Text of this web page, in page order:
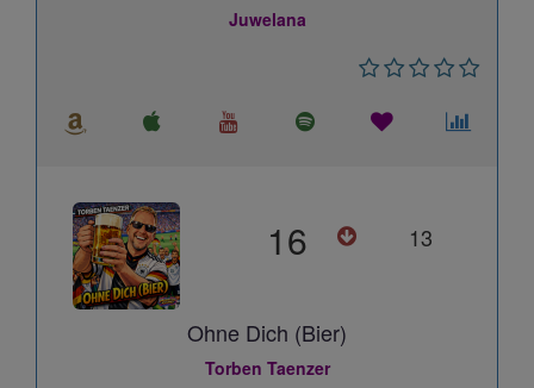
Juwelana
16 13
Ohne Dich (Bier)
Torben Taenzer